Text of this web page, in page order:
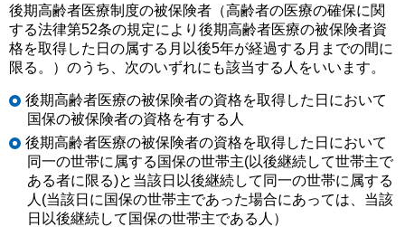
後期高齢者医療制度の被保険者（高齢者の医療の確保に関
する法律第52条の規定により後期高齢者医療の被保険者資
格を取得した日の属する月以後5年が経過する月までの間に
限る。）のうち、次のいずれにも該当する人をいいます。
後期高齢者医療の被保険者の資格を取得した日において
国保の被保険者の資格を有する人
後期高齢者医療の被保険者の資格を取得した日において
同一の世帯に属する国保の世帯主(以後継続して世帯主で
ある者に限る)と当該日以後継続して同一の世帯に属する
人(当該日に国保の世帯主であった場合にあっては、当該
日以後継続して国保の世帯主である人）